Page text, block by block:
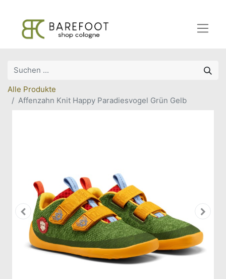
Alle Produkte
Affenzahn Knit Happy Paradiesvogel Grün Gelb